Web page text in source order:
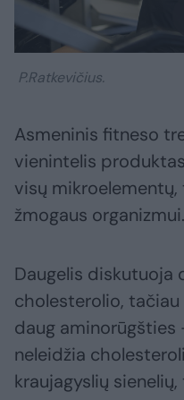
P.Ratkevičius.
Asmeninis fitneso
vienintelis
visų
žmogaus organizmui.
Daugelis diskutuoja
cholesterolio,
daug aminorūgšties
neleidžia
kraujagyslių